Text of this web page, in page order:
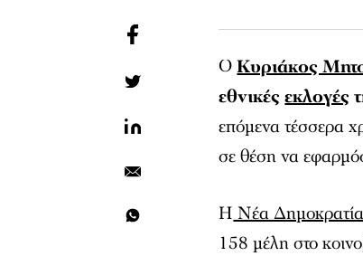
ΟΚυριάκος
εθνικέςεκλογές
επόμενα τέσσερα
σε θέση να
Η Νέα
158 μέλη στο